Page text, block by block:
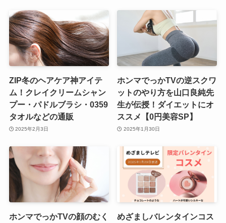
ZIP冬のヘアケア神アイテ
ム！クレイクリームシャン
プー・パドルブラシ・0359
タオルなどの通販
2025年2月3日
ホンマでっかTVの逆スクワ
ットのやり方を山口良純先
生が伝授！ダイエットにオ
ススメ【0円美容SP】
2025年1月30日
ホンマでっかTVの顔のむく
めざましバレンタインコス